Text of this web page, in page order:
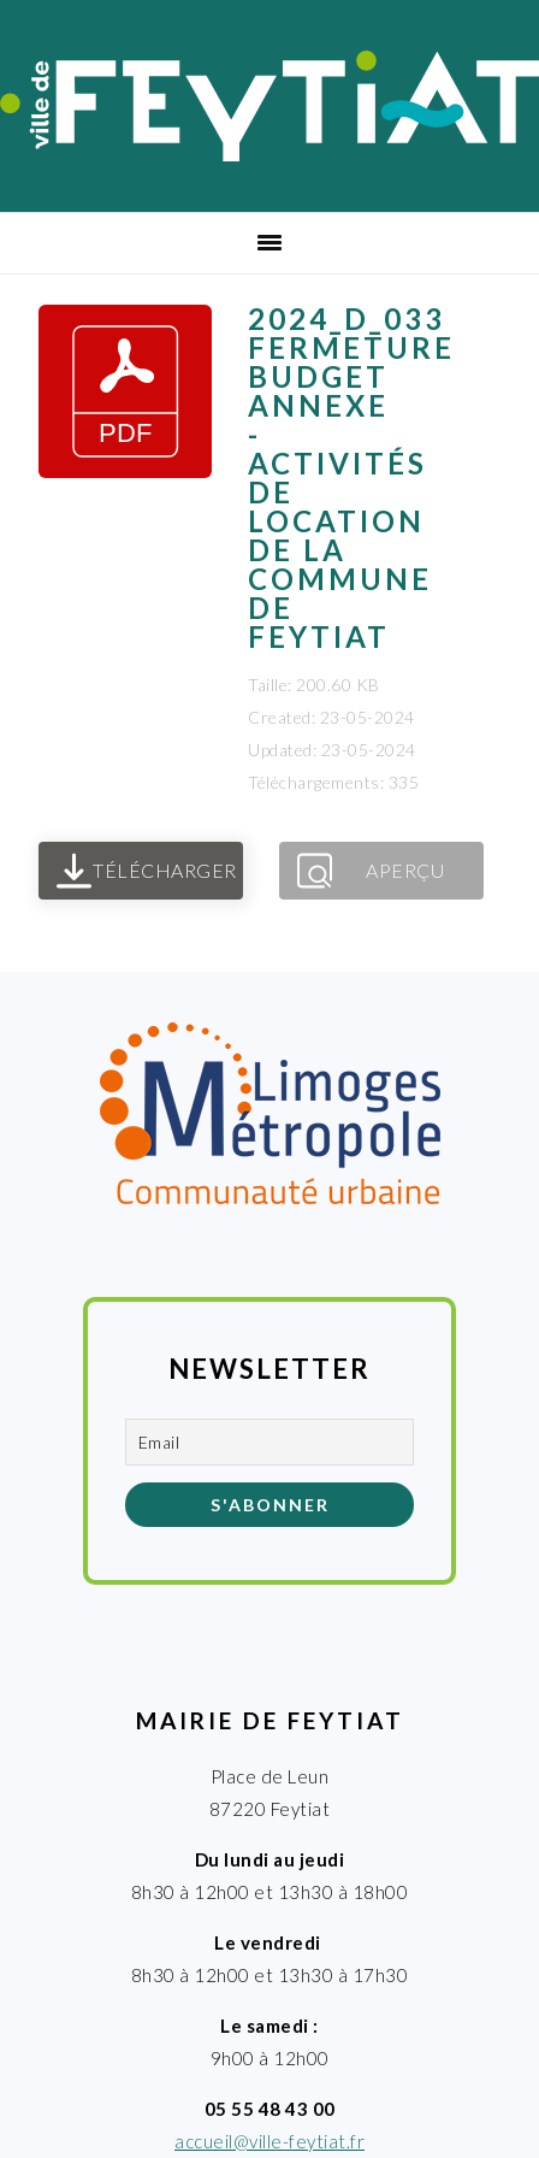
navigation
principale
contenu
principal
pied
de
page
2024_D_033
FERMETURE
BUDGET
ANNEXE
-
ACTIVITÉS
DE
LOCATION
DE LA
COMMUNE
DE
FEYTIAT
Taille: 200.60 KB
Created: 23-05-2024
Updated: 23-05-2024
Téléchargements: 335
TÉLÉCHARGER APERÇU
NEWSLETTER
MAIRIE DE FEYTIAT
Place de Leun
87220 Feytiat
Du lundi au jeudi
8h30 à 12h00 et 13h30 à 18h00
Le vendredi
8h30 à 12h00 et 13h30 à 17h30
Le samedi :
9h00 à 12h00
05 55 48 43 00
accueil@ville-feytiat.fr